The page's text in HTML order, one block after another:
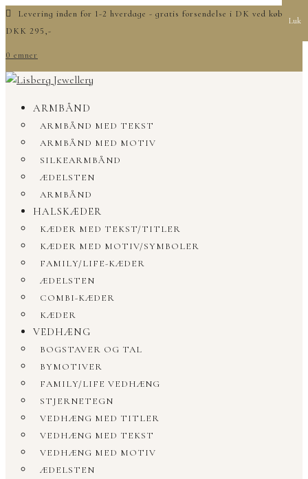
Levering inden for 1-2 hverdage - gratis forsendelse i DK ved køb over
DKK 295,-
0 emner
ARMBÅND
ARMBÅND MED TEKST
ARMBÅND MED MOTIV
SILKEARMBÅND
ÆDELSTEN
ARMBÅND
HALSKÆDER
KÆDER MED TEKST/TITLER
KÆDER MED MOTIV/SYMBOLER
FAMILY/LIFE-KÆDER
ÆDELSTEN
COMBI-KÆDER
KÆDER
VEDHÆNG
BOGSTAVER OG TAL
BYMOTIVER
FAMILY/LIFE VEDHÆNG
STJERNETEGN
VEDHÆNG MED TITLER
VEDHÆNG MED TEKST
VEDHÆNG MED MOTIV
ÆDELSTEN
Luk